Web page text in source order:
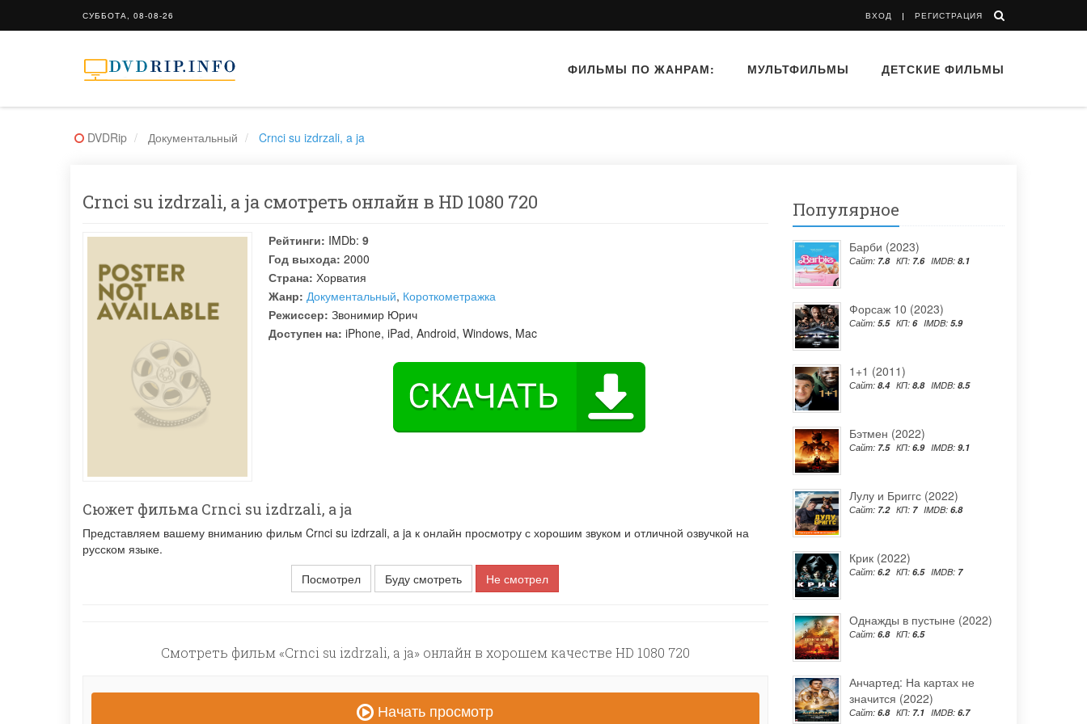
СУББОТА, 08-08-26 ВХОД РЕГИСТРАЦИЯ
ФИЛЬМЫ ПО ЖАНРАМ: МУЛЬТФИЛЬМЫ ДЕТСКИЕ ФИЛЬМЫ
DVDRip Документальный Crnci su izdrzali, a ja
Crnci su izdrzali, a ja смотреть онлайн в HD 1080 720
Рейтинги: IMDb: 9
Год выхода: 2000
Страна: Хорватия
Жанр: Документальный, Короткометражка
Режиссер: Звонимир Юрич
Доступен на: iPhone, iPad, Android, Windows, Mac
Сюжет фильма Crnci su izdrzali, a ja
Представляем вашему вниманию фильм Crnci su izdrzali, a ja к онлайн просмотру с хорошим звуком и отличной озвучкой на
русском языке.
Посмотрел
Буду смотреть Не смотрел
Смотреть фильм «Crnci su izdrzali, a ja» онлайн в хорошем качестве HD 1080 720
Начать просмотр
Популярное
Барби (2023)
Сайт: 7.8 КП: 7.6 IMDB: 8.1
Форсаж 10 (2023)
Сайт: 5.5 КП: 6 IMDB: 5.9
1+1 (2011)
Сайт: 8.4 КП: 8.8 IMDB: 8.5
Бэтмен (2022)
Сайт: 7.5 КП: 6.9 IMDB: 9.1
Лулу и Бриггс (2022)
Сайт: 7.2 КП: 7 IMDB: 6.8
Крик (2022)
Сайт: 6.2 КП: 6.5 IMDB: 7
Однажды в пустыне (2022)
Сайт: 6.8 КП: 6.5
Анчартед: На картах не
значится (2022)
Сайт: 6.8 КП: 7.1 IMDB: 6.7